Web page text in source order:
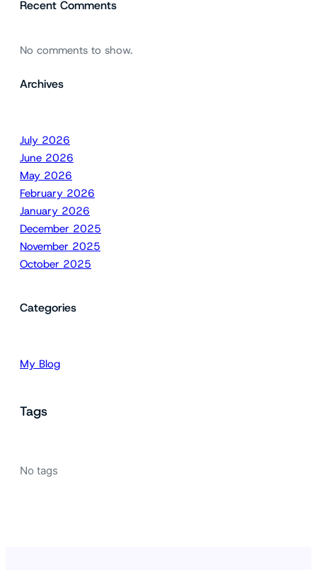
Recent Comments
No comments to show.
Archives
July 2026
June 2026
May 2026
February 2026
January 2026
December 2025
November 2025
October 2025
Categories
My Blog
Tags
No tags